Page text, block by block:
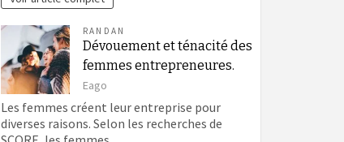
RANDAN
Dévouement et ténacité des
femmes entrepreneures.
Eago
Les femmes créent leur entreprise pour
diverses raisons. Selon les recherches de